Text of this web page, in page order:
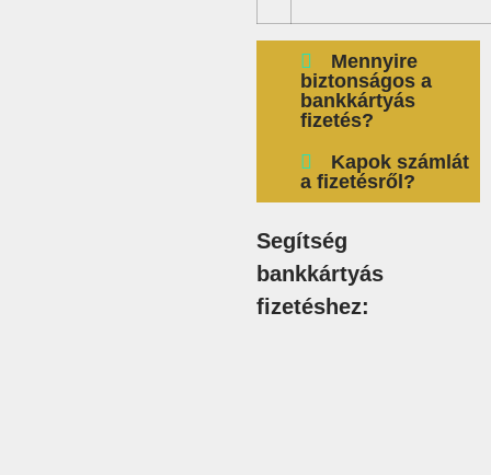
Mennyire
biztonságos a
bankkártyás
fizetés?
Kapok számlát
a fizetésről?
Segítség
bankkártyás
fizetéshez: